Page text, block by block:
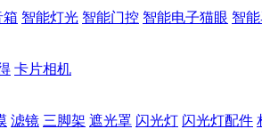
箱 智能灯光 智能门控 智能电子猫眼 智
卡片相机
滤镜 三脚架 遮光罩 闪光灯 闪光灯配件